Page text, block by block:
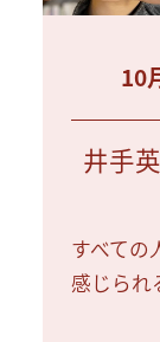
10
井手
すべての
感じられ